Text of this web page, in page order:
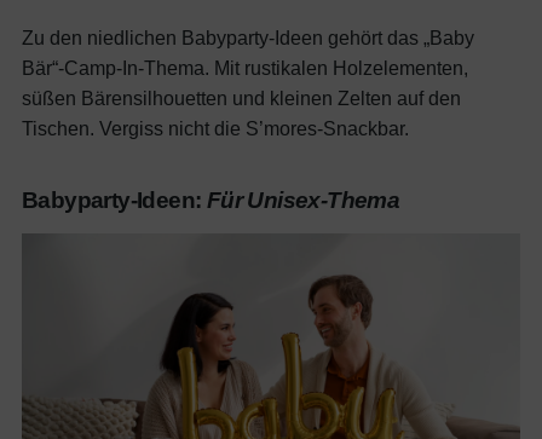
Zu den niedlichen Babyparty-Ideen gehört das „Baby
Bär“-Camp-In-Thema. Mit rustikalen Holzelementen,
süßen Bärensilhouetten und kleinen Zelten auf den
Tischen. Vergiss nicht die S’mores-Snackbar.
Babyparty-Ideen: Für Unisex-Thema